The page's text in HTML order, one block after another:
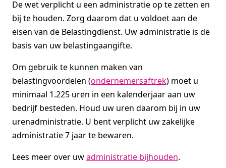
De wet verplicht u een administratie op te zetten en
bij te houden. Zorg daarom dat u voldoet aan de
eisen van de Belastingdienst. Uw administratie is de
basis van uw belastingaangifte.
Om gebruik te kunnen maken van
belastingvoordelen (ondernemersaftrek) moet u
minimaal 1.225 uren in een kalenderjaar aan uw
bedrijf besteden. Houd uw uren daarom bij in uw
urenadministratie. U bent verplicht uw zakelijke
administratie 7 jaar te bewaren.
Lees meer over uwadministratie bijhouden.